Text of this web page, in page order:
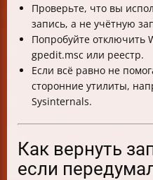
Проверьте, что вы
запись, а не учётную
Попробуйте отключить
gpedit.msc или реестр.
Если всё равно не
сторонние утилиты,
Sysinternals.
Как вернуть
если